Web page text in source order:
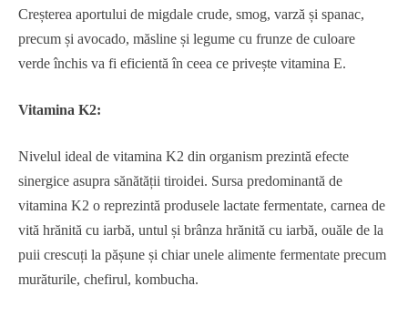
Creșterea aportului de migdale crude, smog, varză și spanac,
precum și avocado, măsline și legume cu frunze de culoare
verde închis va fi eficientă în ceea ce privește vitamina E.
Vitamina K2:
Nivelul ideal de vitamina K2 din organism prezintă efecte
sinergice asupra sănătății tiroidei. Sursa predominantă de
vitamina K2 o reprezintă produsele lactate fermentate, carnea de
vită hrănită cu iarbă, untul și brânza hrănită cu iarbă, ouăle de la
puii crescuți la pășune și chiar unele alimente fermentate precum
murăturile, chefirul, kombucha.